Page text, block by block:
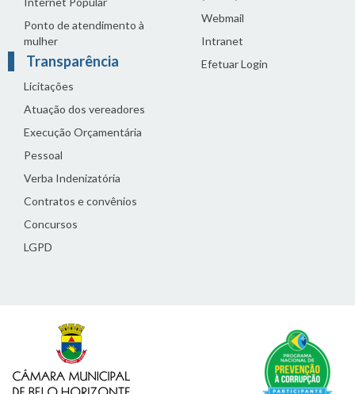
Ponto de atendimento à
mulher
Transparência
Licitações
Atuação dos vereadores
Execução Orçamentária
Pessoal
Verba Indenizatória
Contratos e convênios
Concursos
LGPD
Webmail
Intranet
Efetuar Login